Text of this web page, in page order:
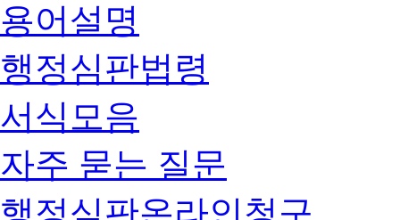
용어설명
행정심판법령
서식모음
자주 묻는 질문